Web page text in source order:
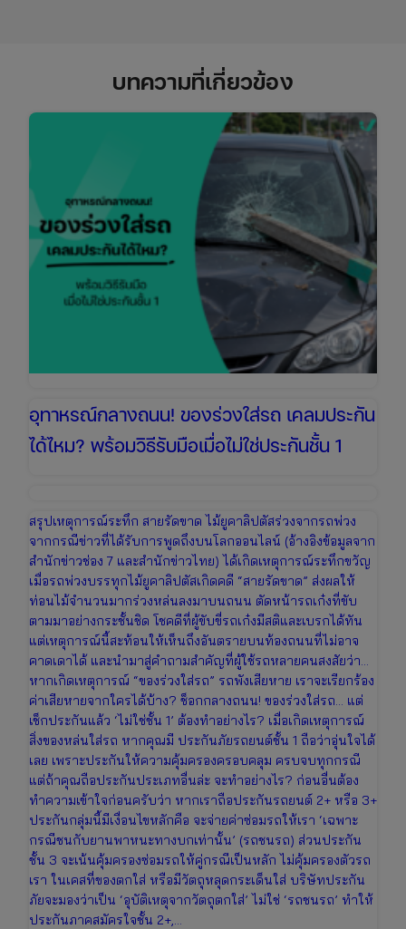
บทความที่เกี่ยวข้อง
อุทาหรณ์กลางถนน! ของร่วงใส่รถ เคลมประกัน
ได้ไหม? พร้อมวิธีรับมือเมื่อไม่ใช่ประกันชั้น 1
สรุปเหตุการณ์ระทึก สายรัดขาด ไม้ยูคาลิปตัสร่วงจากรถพ่วง
จากกรณีข่าวที่ได้รับการพูดถึงบนโลกออนไลน์ (อ้างอิงข้อมูลจาก
สำนักข่าวช่อง 7 และสำนักข่าวไทย) ได้เกิดเหตุการณ์ระทึกขวัญ
เมื่อรถพ่วงบรรทุกไม้ยูคาลิปตัสเกิดคดี “สายรัดขาด” ส่งผลให้
ท่อนไม้จำนวนมากร่วงหล่นลงมาบนถนน ตัดหน้ารถเก๋งที่ขับ
ตามมาอย่างกระชั้นชิด โชคดีที่ผู้ขับขี่รถเก๋งมีสติและเบรกได้ทัน
แต่เหตุการณ์นี้สะท้อนให้เห็นถึงอันตรายบนท้องถนนที่ไม่อาจ
คาดเดาได้ และนำมาสู่คำถามสำคัญที่ผู้ใช้รถหลายคนสงสัยว่า…
หากเกิดเหตุการณ์ “ของร่วงใส่รถ” รถพังเสียหาย เราจะเรียกร้อง
ค่าเสียหายจากใครได้บ้าง? ช็อกกลางถนน! ของร่วงใส่รถ… แต่
เช็กประกันแล้ว ‘ไม่ใช่ชั้น 1’ ต้องทำอย่างไร? เมื่อเกิดเหตุการณ์
สิ่งของหล่นใส่รถ หากคุณมี ประกันภัยรถยนต์ชั้น 1 ถือว่าอุ่นใจได้
เลย เพราะประกันให้ความคุ้มครองครอบคลุม ครบจบทุกกรณี
แต่ถ้าคุณถือประกันประเภทอื่นล่ะ จะทำอย่างไร? ก่อนอื่นต้อง
ทำความเข้าใจก่อนครับว่า หากเราถือประกันรถยนต์ 2+ หรือ 3+
ประกันกลุ่มนี้มีเงื่อนไขหลักคือ จะจ่ายค่าซ่อมรถให้เรา ‘เฉพาะ
กรณีชนกับยานพาหนะทางบกเท่านั้น’ (รถชนรถ) ส่วนประกัน
ชั้น 3 จะเน้นคุ้มครองซ่อมรถให้คู่กรณีเป็นหลัก ไม่คุ้มครองตัวรถ
เรา ในเคสที่ของตกใส่ หรือมีวัตถุหลุดกระเด็นใส่ บริษัทประกัน
ภัยจะมองว่าเป็น ‘อุบัติเหตุจากวัตถุตกใส่’ ไม่ใช่ ‘รถชนรถ’ ทำให้
ประกันภาคสมัครใจชั้น 2+,…